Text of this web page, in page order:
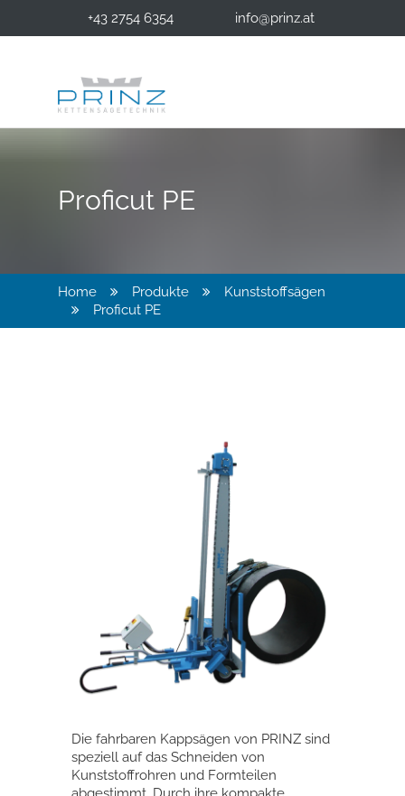
+43 2754 6354 info@prinz.at
Proficut PE
Home Produkte
Kunststoffsägen
Proficut PE
Die fahrbaren Kappsägen von PRINZ sind
speziell auf das Schneiden von
Kunststoffrohren und Formteilen